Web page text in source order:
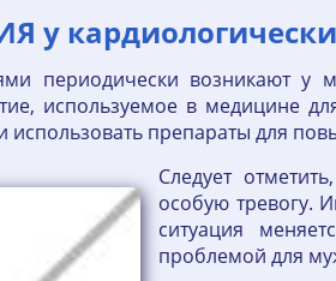
периодически возникают у
используемое в медицине
препараты для
Следует
особую тревогу.
ситуация
проблемой для